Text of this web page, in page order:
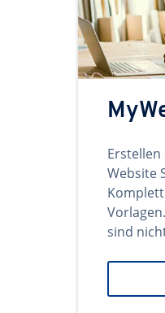
Website
sind